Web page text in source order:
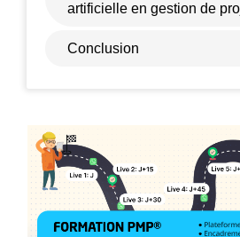
artificielle en gestion de
Conclusion